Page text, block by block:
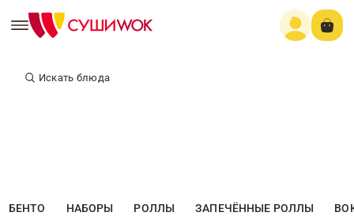
Искать блюда
БЕНТО НАБОРЫ РОЛЛЫ ЗАПЕЧЁННЫЕ РОЛЛЫ